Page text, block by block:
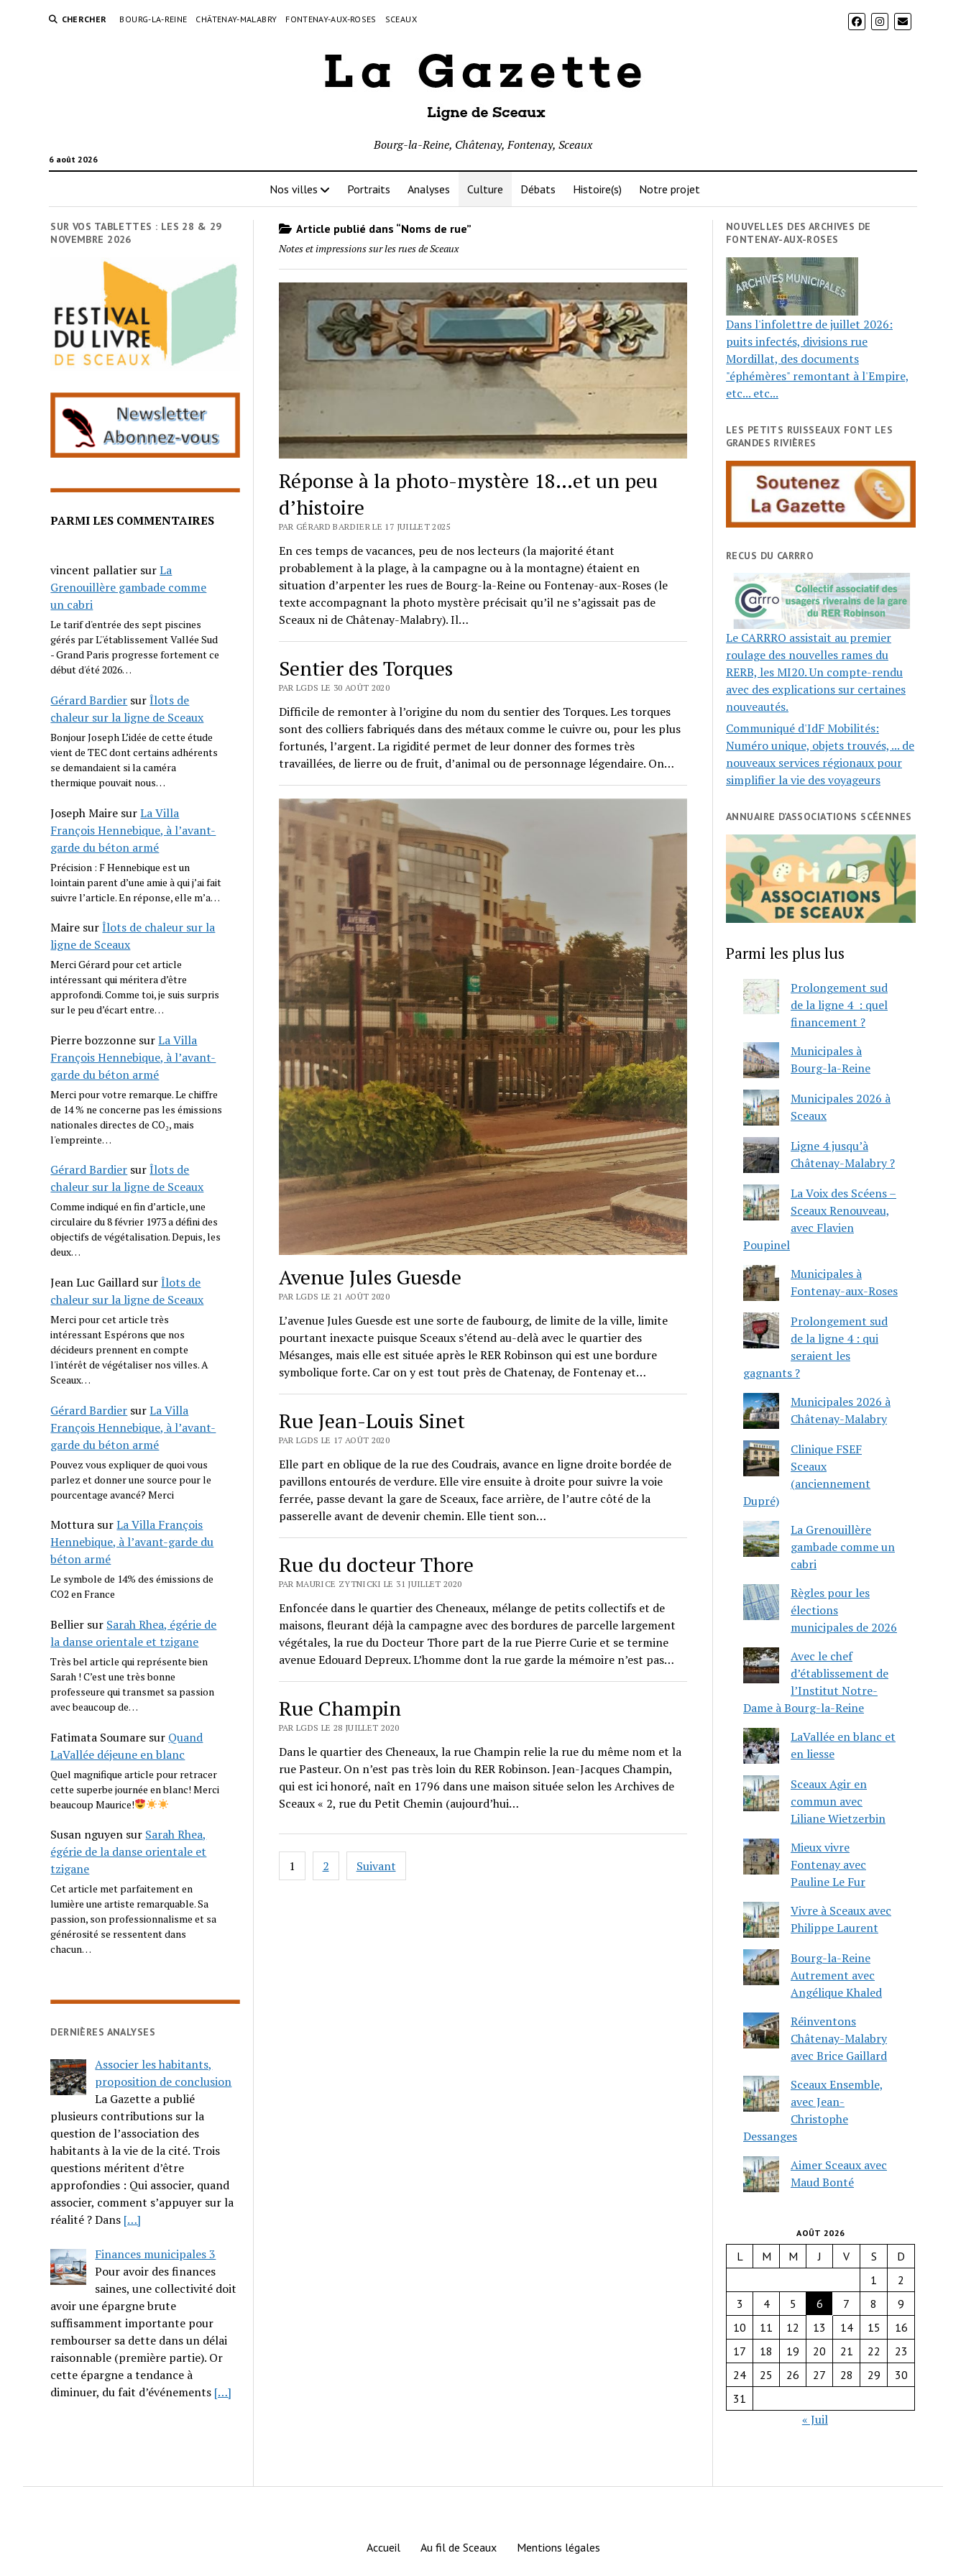
CHERCHER BOURG-LA-REINE CHÂTENAY-MALABRY FONTENAY-AUX-ROSES SCEAUX
6 août 2026
Bourg-la-Reine, Châtenay, Fontenay, Sceaux
Nos villes Portraits Analyses Culture Débats Histoire(s) Notre projet
SUR VOS TABLETTES : LES 28 & 29
NOVEMBRE 2026
PARMI LES COMMENTAIRES
vincent pallatier surLa
Grenouillère gambade comme
un cabri
Le tarif d'entrée des sept piscines
gérés par L''établissement Vallée Sud
- Grand Paris progresse fortement ce
début d'été 2026…
Gérard Bardier surÎlots de
chaleur sur la ligne de Sceaux
Bonjour Joseph L’idée de cette étude
vient de TEC dont certains adhérents
se demandaient si la caméra
thermique pouvait nous…
Joseph Maire surLa Villa
François Hennebique, à l’avant-
garde du béton armé
Précision : F Hennebique est un
lointain parent d’une amie à qui j’ai fait
suivre l’article. En réponse, elle m’a…
Maire surÎlots de chaleur sur la
ligne de Sceaux
Merci Gérard pour cet article
intéressant qui méritera d’être
approfondi. Comme toi, je suis surpris
sur le peu d’écart entre…
Pierre bozzonne surLa Villa
François Hennebique, à l’avant-
garde du béton armé
Merci pour votre remarque. Le chiffre
de 14 % ne concerne pas les émissions
nationales directes de CO₂, mais
l'empreinte…
Gérard Bardier surÎlots de
chaleur sur la ligne de Sceaux
Comme indiqué en fin d’article, une
circulaire du 8 février 1973 a défini des
objectifs de végétalisation. Depuis, les
deux…
Jean Luc Gaillard surÎlots de
chaleur sur la ligne de Sceaux
Merci pour cet article très
intéressant Espérons que nos
décideurs prennent en compte
l'intérêt de végétaliser nos villes. A
Sceaux…
Gérard Bardier surLa Villa
François Hennebique, à l’avant-
garde du béton armé
Pouvez vous expliquer de quoi vous
parlez et donner une source pour le
pourcentage avancé? Merci
Mottura surLa Villa François
Hennebique, à l’avant-garde du
béton armé
Le symbole de 14% des émissions de
CO2 en France
Bellier sur Sarah Rhea, égérie de
la danse orientale et tzigane
Très bel article qui représente bien
Sarah ! C’est une très bonne
professeure qui transmet sa passion
avec beaucoup de…
Fatimata Soumare sur Quand
LaVallée déjeune en blanc
Quel magnifique article pour retracer
cette superbe journée en blanc! Merci
beaucoup Maurice!
Susan nguyen sur Sarah Rhea,
égérie de la danse orientale et
tzigane
Cet article met parfaitement en
lumière une artiste remarquable. Sa
passion, son professionnalisme et sa
générosité se ressentent dans
chacun…
DERNIÈRES ANALYSES
Associer les habitants,
proposition de conclusion
La Gazette a publié
plusieurs contributions sur la
question de l’association des
habitants à la vie de la cité. Trois
questions méritent d’être
approfondies : Qui associer, quand
associer, comment s’appuyer sur la
réalité ? Dans […]
Finances municipales 3
Pour avoir des finances
saines, une collectivité doit
avoir une épargne brute
suffisamment importante pour
rembourser sa dette dans un délai
raisonnable (première partie). Or
cette épargne a tendance à
diminuer, du fait d’événements […]
Article publié dans “Noms de rue”
Notes et impressions sur les rues de Sceaux
Réponse à la photo-mystère 18…et un peu
d’histoire
PAR GÉRARD BARDIER LE 17 JUILLET 2025
En ces temps de vacances, peu de nos lecteurs (la majorité étant
probablement à la plage, à la campagne ou à la montagne) étaient en
situation d’arpenter les rues de Bourg-la-Reine ou Fontenay-aux-Roses (le
texte accompagnant la photo mystère précisait qu’il ne s’agissait pas de
Sceaux ni de Châtenay-Malabry). Il…
Sentier des Torques
PAR LGDS LE 30 AOÛT 2020
Difficile de remonter à l’origine du nom du sentier des Torques. Les torques
sont des colliers fabriqués dans des métaux comme le cuivre ou, pour les plus
fortunés, l’argent. La rigidité permet de leur donner des formes très
travaillées, de lierre ou de fruit, d’animal ou de personnage légendaire. On…
Avenue Jules Guesde
PAR LGDS LE 21 AOÛT 2020
L’avenue Jules Guesde est une sorte de faubourg, de limite de la ville, limite
pourtant inexacte puisque Sceaux s’étend au-delà avec le quartier des
Mésanges, mais elle est située après le RER Robinson qui est une bordure
symbolique forte. Car on y est tout près de Chatenay, de Fontenay et…
Rue Jean-Louis Sinet
PAR LGDS LE 17 AOÛT 2020
Elle part en oblique de la rue des Coudrais, avance en ligne droite bordée de
pavillons entourés de verdure. Elle vire ensuite à droite pour suivre la voie
ferrée, passe devant la gare de Sceaux, face arrière, de l’autre côté de la
passerelle avant de devenir chemin. Elle tient son…
Rue du docteur Thore
PAR MAURICE ZYTNICKI LE 31 JUILLET 2020
Enfoncée dans le quartier des Cheneaux, mélange de petits collectifs et de
maisons, fleurant déjà la campagne avec des bordures de parcelle largement
végétales, la rue du Docteur Thore part de la rue Pierre Curie et se termine
avenue Edouard Depreux. L’homme dont la rue garde la mémoire n’est pas…
Rue Champin
PAR LGDS LE 28 JUILLET 2020
Dans le quartier des Cheneaux, la rue Champin relie la rue du même nom et la
rue Pasteur. On n’est pas très loin du RER Robinson. Jean-Jacques Champin,
qui est ici honoré, naît en 1796 dans une maison située selon les Archives de
Sceaux « 2, rue du Petit Chemin (aujourd’hui…
Navigation
des
1 2 Suivant
NOUVELLES DES ARCHIVES DE
FONTENAY-AUX-ROSES
Dans l'infolettre de juillet 2026:
puits infectés, divisions rue
Mordillat, des documents
"éphémères" remontant à l'Empire,
etc... etc...
LES PETITS RUISSEAUX FONT LES
GRANDES RIVIÈRES
RECUS DU CARRRO
Le CARRRO assistait au premier
roulage des nouvelles rames du
RERB, les MI20. Un compte-rendu
avec des explications sur certaines
nouveautés.
Communiqué d'IdF Mobilités:
Numéro unique, objets trouvés, ... de
nouveaux services régionaux pour
simplifier la vie des voyageurs
ANNUAIRE D’ASSOCIATIONS SCÉENNES
Parmi les plus lus
Prolongement sud
de la ligne 4 : quel
financement ?
Municipales à
Bourg-la-Reine
Municipales 2026 à
Sceaux
Ligne 4 jusqu’à
Châtenay-Malabry ?
La Voix des Scéens –
Sceaux Renouveau,
avec Flavien
Poupinel
Municipales à
Fontenay-aux-Roses
Prolongement sud
de la ligne 4 : qui
seraient les
gagnants ?
Municipales 2026 à
Châtenay-Malabry
Clinique FSEF
Sceaux
(anciennement
Dupré)
La Grenouillère
gambade comme un
cabri
Règles pour les
élections
municipales de 2026
Avec le chef
d’établissement de
l’Institut Notre-
Dame à Bourg-la-Reine
LaVallée en blanc et
en liesse
Sceaux Agir en
commun avec
Liliane Wietzerbin
Mieux vivre
Fontenay avec
Pauline Le Fur
Vivre à Sceaux avec
Philippe Laurent
Bourg-la-Reine
Autrement avec
Angélique Khaled
Réinventons
Châtenay-Malabry
avec Brice Gaillard
Sceaux Ensemble,
avec Jean-
Christophe
Dessanges
Aimer Sceaux avec
Maud Bonté
AOÛT 2026
L M M J V S
D
1
2
3
4 5 6 7 8
9
10
11 12 13 14 15
16
17
18 19 20 21 22
23
24
25 26 27 28 29
30
31
« Juil
Accueil Au fil de Sceaux Mentions légales